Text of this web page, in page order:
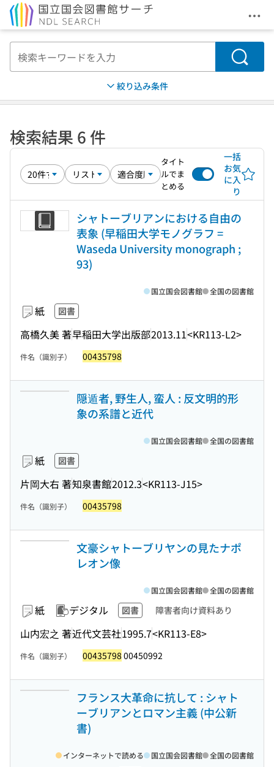
メ
検索
絞り込み条件
検索結果 6 件
タイト
ルでま
とめる
一括
お気
に入
り
シャトーブリアンにおける自由の
表象 (早稲田大学モノグラフ =
Waseda University monograph ;
93)
紙 図書
高橋久美 著早稲田大学出版部2013.11<KR113-L2>
国立国会図書館 全国の図書館
件名（識別子） 00435798
隠遁者, 野生人, 蛮人 : 反文明的形
象の系譜と近代
紙 図書
片岡大右 著知泉書館2012.3<KR113-J15>
国立国会図書館 全国の図書館
件名（識別子） 00435798
文豪シャトーブリヤンの見たナポ
レオン像
紙 デジタル 図書 障害者向け資料あり
山内宏之 著近代文芸社1995.7<KR113-E8>
国立国会図書館 全国の図書館
件名（識別子） 00435798 00450992
フランス大革命に抗して : シャト
ーブリアンとロマン主義 (中公新
書)
インターネットで読める 国立国会図書館 全国の図書館